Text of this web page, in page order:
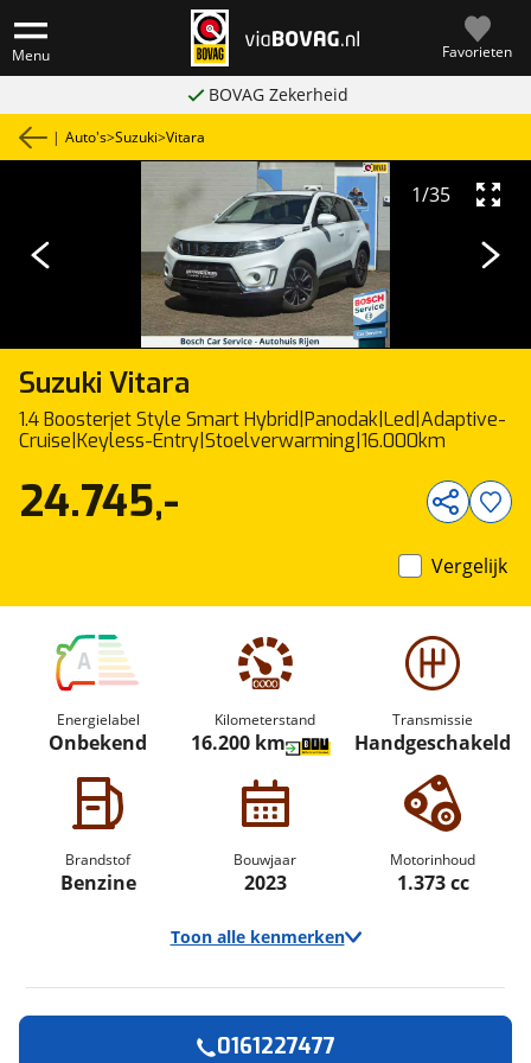
Menu Favorieten
BOVAG Zekerheid
| Auto's>Suzuki>Vitara
Suzuki Vitara
1.4 Boosterjet Style Smart Hybrid|Panodak|Led|Adaptive-
Cruise|Keyless-Entry|Stoelverwarming|16.000km
1/35
A
Energielabel
Onbekend
Kilometerstand
16.200 km
Transmissie
Handgeschakeld
Brandstof
Benzine
Bouwjaar
2023
Motorinhoud
1.373 cc
Toon alle kenmerken
24.745,-
Vergelijk
0161227477
proefritaan!
vraag!
Ontvang gratis jouw